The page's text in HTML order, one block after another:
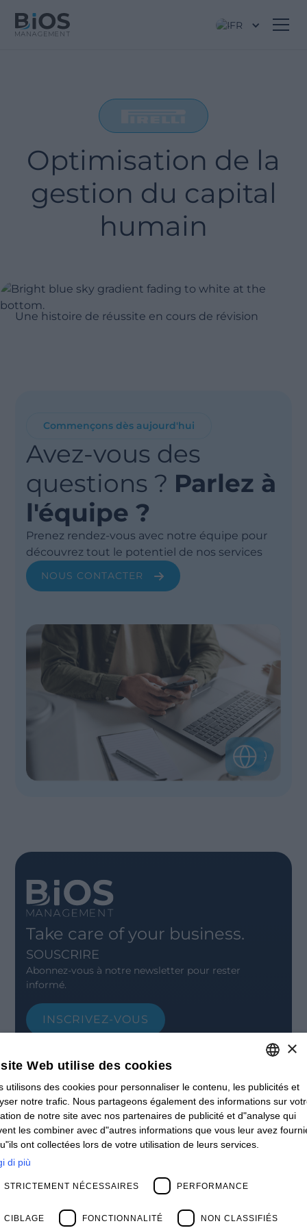
FR
Optimisation de la
gestion du capital
humain
Une histoire de réussite en cours de révision
Commençons dès aujourd'hui
Avez-vous des
questions ? Parlez à
l'équipe ?
Prenez rendez-vous avec notre équipe pour
découvrez tout le potentiel de nos services
NOUS CONTACTER
Take care of your business.
SOUSCRIRE
Abonnez-vous à notre newsletter pour rester
informé.
INSCRIVEZ-VOUS
Offices
Contact us
Open positions
STAY UPDATED
Webinars
Past Webinars
News & Events
Past Events
Clients
Management
ITALIAN
FRENCH
×
Web utilise des cookies
utilisons des cookies pour personnaliser le contenu, les publicités et
notre trafic. Nous partageons également des informations sur
de notre site avec nos partenaires de publicité et d"analyse qui
les combiner avec d"autres informations que vous leur avez
ont collectées lors de votre utilisation de leurs services.
di più
STRICTEMENT NÉCESSAIRES PERFORMANCE
CIBLAGE FONCTIONNALITÉ NON CLASSIFIÉS